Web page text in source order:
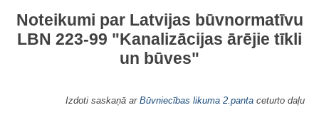
Noteikumi par Latvijas būvnormatīvu
LBN 223-99 "Kanalizācijas ārējie tīkli
un būves"
Izdoti saskaņā ar Būvniecības likuma 2.panta ceturto daļu